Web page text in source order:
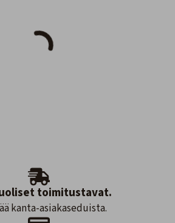
toimitustavat.
kanta-asiakaseduista.